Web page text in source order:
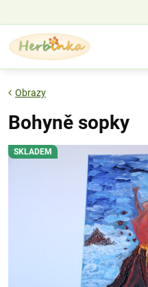
SKLADEM
Obrazy
Bohyně sopky